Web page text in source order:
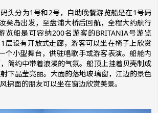
码头分为1号和2号，自助晚餐游览船是在1号码
矣岛出发，至盘浦大桥后回航，全程大约航行
览船是可容纳200名游客的BRITANIA号游览
层设有开放式走廊，游客可以坐在椅子上欣赏
个小型舞台，供驻唱歌手或游客表演。船舱内
简约中带着浪漫的气氛。船顶上挂着贝壳制成
下晶莹亮丽。大面的落地玻璃窗，江边的景色
拂面的朋友可以坐在窗边欣赏美景。